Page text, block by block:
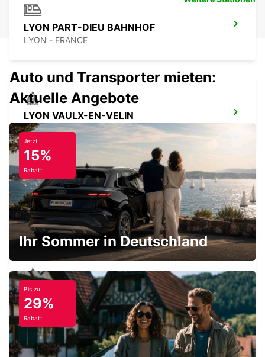
LYON PART-DIEU BAHNHOF
LYON - FRANCE
LYON VAULX-EN-VELIN
VAULX EN VELIN - FRANCE
LYONER FLUGHAFEN
LYON - FRANCE
VILLEFRANCHE-SUR-SAONE
VILLEFRANCHE SUR SAONE - FRANCE
Auto und Transporter mieten:
Aktuelle Angebote
Jetzt
15%
Rabatt
Ihr Sommer in Deutschland
Bis zu
29%
Rabatt